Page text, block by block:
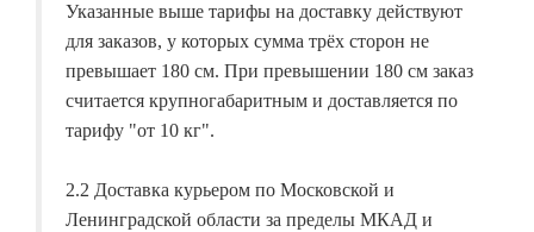
Указанные выше тарифы на доставку действуют
для заказов, у которых сумма трёх сторон не
превышает 180 см. При превышении 180 см заказ
считается крупногабаритным и доставляется по
тарифу "от 10 кг".
2.2 Доставка курьером по Московской и
Ленинградской области за пределы МКАД и